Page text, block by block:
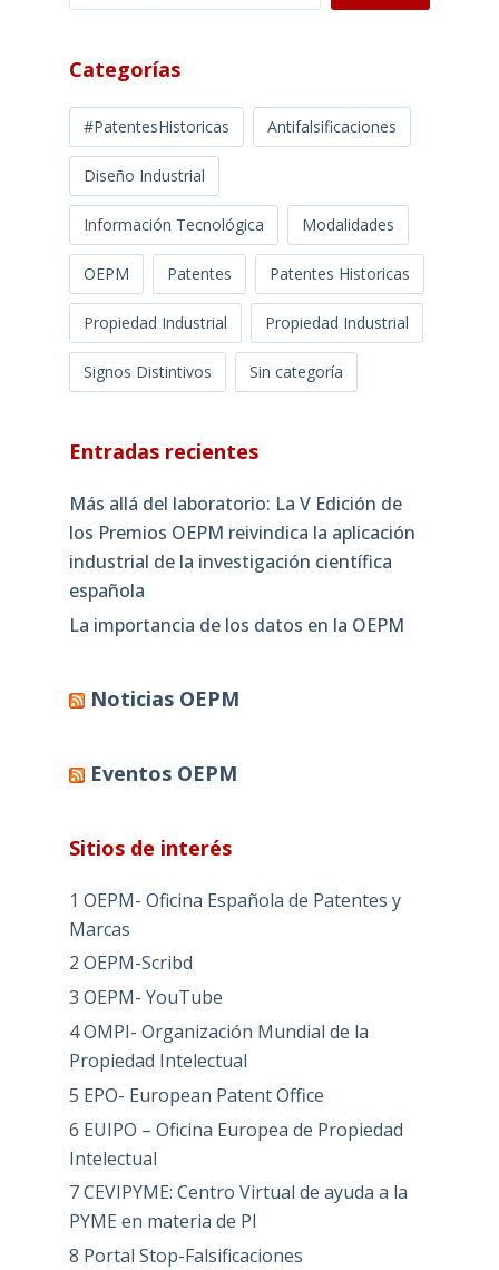
Categorías
#PatentesHistoricas Antifalsificaciones
Diseño Industrial
Información Tecnológica Modalidades
OEPM Patentes Patentes Historicas
Propiedad Industrial Propiedad Industrial
Signos Distintivos Sin categoría
Entradas recientes
Más allá del laboratorio: La V Edición de
los Premios OEPM reivindica la aplicación
industrial de la investigación científica
española
La importancia de los datos en la OEPM
Noticias OEPM
Eventos OEPM
Sitios de interés
1 OEPM- Oficina Española de Patentes y
Marcas
2 OEPM-Scribd
3 OEPM- YouTube
4 OMPI- Organización Mundial de la
Propiedad Intelectual
5 EPO- European Patent Office
6 EUIPO – Oficina Europea de Propiedad
Intelectual
7 CEVIPYME: Centro Virtual de ayuda a la
PYME en materia de PI
8 Portal Stop-Falsificaciones